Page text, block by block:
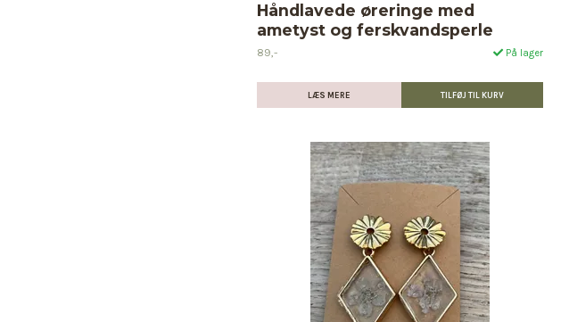
Håndlavede øreringe med
ametyst og ferskvandsperle
89,- På lager
LÆS MERE